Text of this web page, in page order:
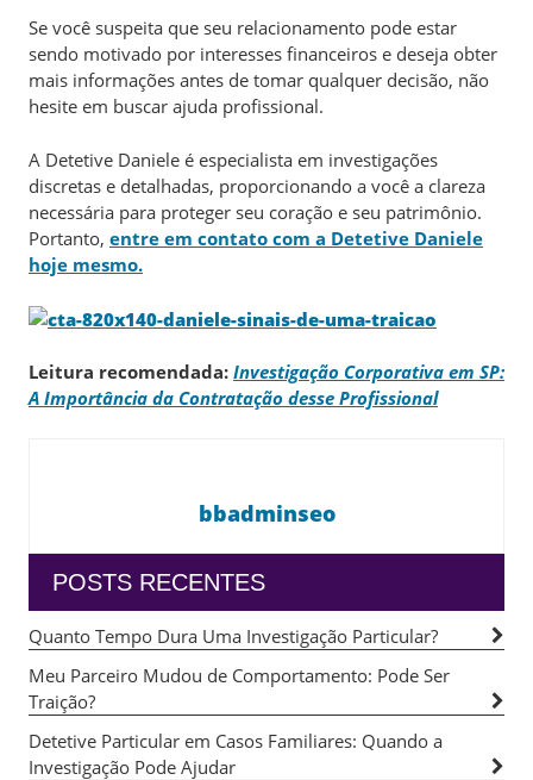
Se você suspeita que seu relacionamento pode estar
sendo motivado por interesses financeiros e deseja obter
mais informações antes de tomar qualquer decisão, não
hesite em buscar ajuda profissional.
A Detetive Daniele é especialista em investigações
discretas e detalhadas, proporcionando a você a clareza
necessária para proteger seu coração e seu patrimônio.
Portanto, entre em contato com a Detetive Daniele
hoje mesmo.
Leitura recomendada: Investigação Corporativa em SP:
A Importância da Contratação desse Profissional
bbadminseo
POSTS RECENTES
Quanto Tempo Dura Uma Investigação Particular?
Meu Parceiro Mudou de Comportamento: Pode Ser
Traição?
Detetive Particular em Casos Familiares: Quando a
Investigação Pode Ajudar